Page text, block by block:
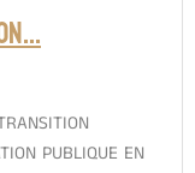
PUBLIQUE EN